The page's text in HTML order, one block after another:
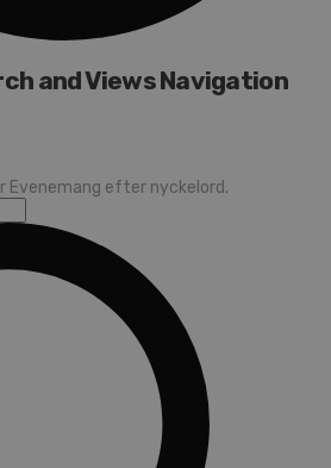
and Views Navigation
Evenemang efter nyckelord.